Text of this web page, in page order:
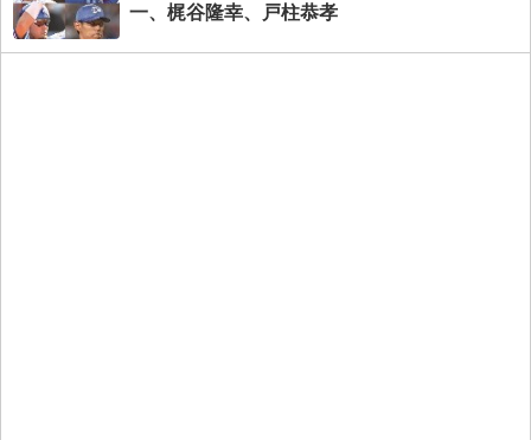
一、梶谷隆幸、戸柱恭孝